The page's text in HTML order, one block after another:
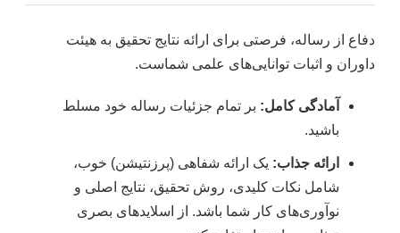
دفاع از رساله، فرصتی برای ارائه نتایج تحقیق به هیئت
داوران و اثبات توانایی‌های علمی شماست.
آمادگی کامل: بر تمام جزئیات رساله خود مسلط
باشید.
ارائه جذاب: یک ارائه شفاهی (پرزنتیشن) خوب،
شامل نکات کلیدی، روش تحقیق، نتایج اصلی و
نوآوری‌های کار شما باشد. از اسلایدهای بصری